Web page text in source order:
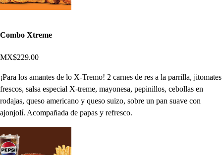
Combo Xtreme
MX$229.00
¡Para los amantes de lo X-Tremo! 2 carnes de res a la parrilla, jitomates
frescos, salsa especial X-treme, mayonesa, pepinillos, cebollas en
rodajas, queso americano y queso suizo, sobre un pan suave con
ajonjolí. Acompañada de papas y refresco.